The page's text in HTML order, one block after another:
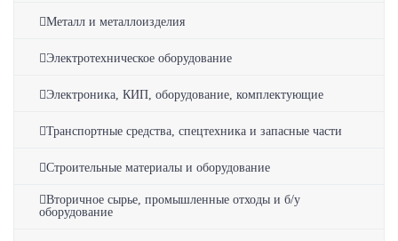
Металл и металлоизделия
Электротехническое оборудование
Электроника, КИП, оборудование, комплектующие
Транспортные средства, спецтехника и запасные части
Строительные материалы и оборудование
Вторичное сырье, промышленные отходы и б/у
оборудование